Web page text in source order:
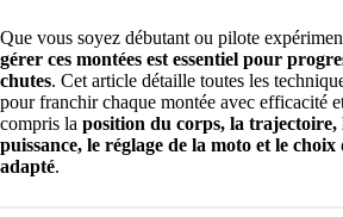
Que vous soyez débutant ou pilote
gérer ces montées est essentiel pour
chutes. Cet article détaille toutes les
pour franchir chaque montée avec efficacité
compris la position du corps, la trajectoire,
puissance, le réglage de la moto et le
adapté.